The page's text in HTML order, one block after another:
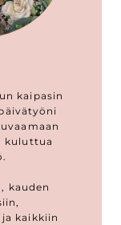
kaipasin
kuluttua
kauden
kaikkiin